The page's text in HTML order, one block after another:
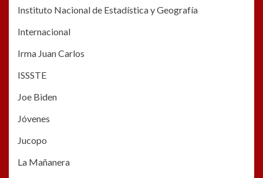
Instituto Nacional de Estadística y Geografía
Internacional
Irma Juan Carlos
ISSSTE
Joe Biden
Jóvenes
Jucopo
La Mañanera